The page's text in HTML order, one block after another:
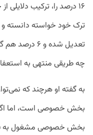
۱۶ درصد را،
ترکیب دلایلی
تعدیل شده‌ و
چه طریقی منتهی به